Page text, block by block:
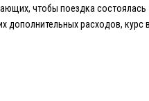
чтобы поездка состоялась
дополнительных расходов,